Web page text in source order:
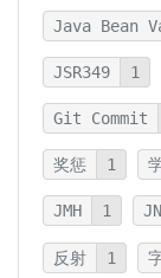
Java Bean
JSR349 1
Git Commit
奖惩 1
JMH 1
反射 1